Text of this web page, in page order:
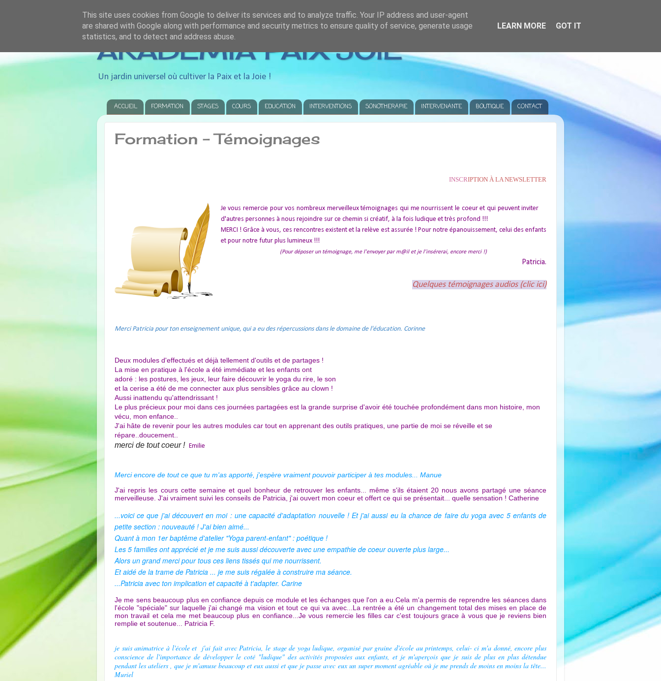
AKADEMIA PAIX JOIE
Un jardin universel où cultiver la Paix et la Joie !
ACCUEIL FORMATION STAGES COURS EDUCATION INTERVENTIONS SONOTHERAPIE INTERVENANTE BOUTIQUE CONTACT
Formation - Témoignages
INSCRIPTION À LA NEWSLETTER
Je vous remercie pour vos nombreux merveilleux témoignages qui me nourrissent le coeur et qui peuvent inviter
d'autres personnes à nous rejoindre sur ce chemin si créatif, à la fois ludique et très profond !!!
MERCI ! Grâce à vous, ces rencontres existent et la relève est assurée ! Pour notre épanouissement, celui des enfants
et pour notre futur plus lumineux !!!
(Pour déposer un témoignage, me l'envoyer par m@il et je l'insérerai, encore merci !)
Patricia.
Quelques témoignages audios (clic ici)
Merci Patricia pour ton enseignement unique, qui a eu des répercussions dans le domaine de l'éducation. Corinne
Deux modules d'effectués et déjà tellement d'outils et de partages !
La mise en pratique à l'école a été immédiate et les enfants ont
adoré : les postures, les jeux, leur faire découvrir le yoga du rire, le son
et la cerise a été de me connecter aux plus sensibles grâce au clown !
Aussi inattendu qu'attendrissant !
Le plus précieux pour moi dans ces journées partagées est la grande surprise d'avoir été touchée profondément dans mon histoire, mon
vécu, mon enfance..
J'ai hâte de revenir pour les autres modules car tout en apprenant des outils pratiques, une partie de moi se réveille et se
répare..doucement..
merci de tout coeur ! Emilie
Merci encore de tout ce que tu m'as apporté, j'espère vraiment pouvoir participer à tes modules... Manue
J'ai repris les cours cette semaine et quel bonheur de retrouver les enfants... même s'ils étaient 20 nous avons partagé une séance
merveilleuse. J'ai vraiment suivi les conseils de Patricia, j'ai ouvert mon coeur et offert ce qui se présentait... quelle sensation ! Catherine
...voici ce que j'ai découvert en moi : une capacité d'adaptation nouvelle ! Et j'ai aussi eu la chance de faire du yoga avec 5 enfants de
petite section : nouveauté ! J'ai bien aimé...
Quant à mon 1er baptême d'atelier "Yoga parent-enfant" : poétique !
Les 5 familles ont apprécié et je me suis aussi découverte avec une empathie de coeur ouverte plus large...
Alors un grand merci pour tous ces liens tissés qui me nourrissent.
Et aidé de la trame de Patricia ... je me suis régalée à construire ma séance.
...Patricia avec ton implication et capacité à t'adapter. Carine
Je me sens beaucoup plus en confiance depuis ce module et les échanges que l'on aeu.Cela m'a permis de reprendre les séances dans
l'école "spéciale" sur laquelle j'ai changé ma vision et tout ce qui va avec...La rentrée a été un changement total des mises en place de
mon travail et cela me met beaucoup plus en confiance...Je vous remercie les filles car c'est toujours grace à vous que je reviens bien
remplie et soutenue... Patricia F.
je suis animatrice à l'école et j'ai fait avec Patricia, le stage de yoga ludique, organisé par graine d'école au printemps, celui- ci m'a donné, encore plus
conscience de l'importance de développer le coté "ludique" des activités proposées aux enfants, et je m'aperçois que je suis de plus en plus détendue
pendant les ateliers , que je m'amuse beaucoup et eux aussi et que je passe avec eux un super moment agréable où je me prends de moins en moins la tête...
Muriel
This site uses cookies from Google to deliver its services and to analyze traffic. Your IP address and user-agent
are shared with Google along with performance and security metrics to ensure quality of service, generate usage
statistics, and to detect and address abuse.
LEARN MORE GOT IT